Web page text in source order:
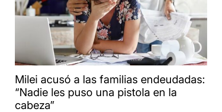
Milei acusó a las familias endeudadas:
“Nadie les puso una pistola en la
cabeza”